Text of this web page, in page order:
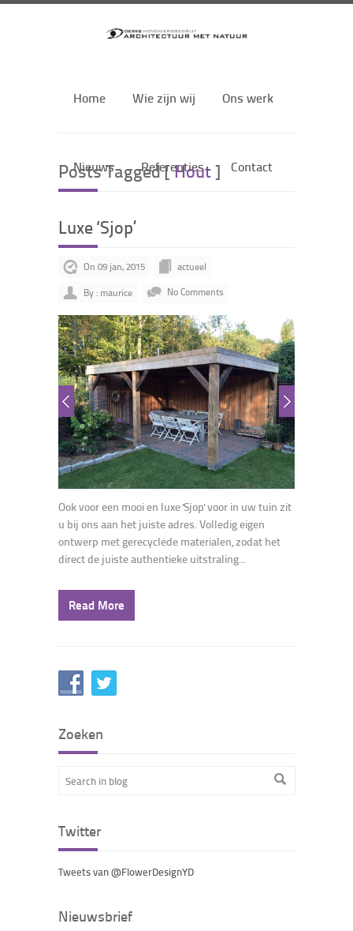
Home Wie zijn wij Ons werk
Nieuws Referenties Contact
Posts Tagged [Hout]
Luxe ‘Sjop’
On 09 jan, 2015
actueel
By : maurice
No Comments
Ook voor een mooi en luxe 'Sjop' voor in uw tuin zit
u bij ons aan het juiste adres. Volledig eigen
ontwerp met gerecyclede materialen, zodat het
direct de juiste authentieke uitstraling...
Read More
Zoeken
Twitter
Tweets van @FlowerDesignYD
Nieuwsbrief